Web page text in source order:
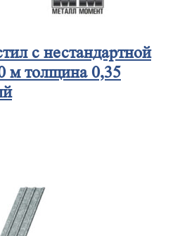
с нестандартной
м толщина 0,35